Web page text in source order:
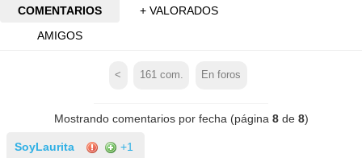
COMENTARIOS
+ VALORADOS
AMIGOS
< 161com. En foros
Mostrando comentarios por fecha (página 8de 8)
SoyLaurita +1